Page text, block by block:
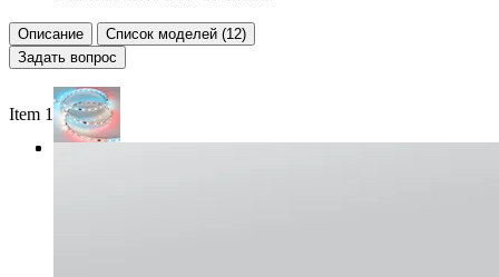
Описание
Список моделей (12)
Задать вопрос
Item 1 of 3